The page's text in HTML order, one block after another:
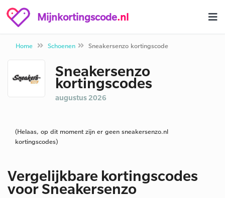
Mijnkortingscode.nl
Home Schoenen Sneakersenzo kortingscode
Sneakersenzo
kortingscodes
augustus 2026
(Helaas, op dit moment zijn er geen sneakersenzo.nl
kortingscodes)
Vergelijkbare kortingscodes
voor Sneakersenzo